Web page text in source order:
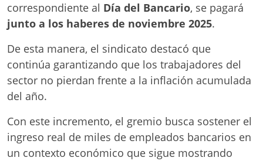
correspondiente al Día del Bancario, se pagará
junto a los haberes de noviembre 2025.
De esta manera, el sindicato destacó que
continúa garantizando que los trabajadores del
sector no pierdan frente a la inflación acumulada
del año.
Con este incremento, el gremio busca sostener el
ingreso real de miles de empleados bancarios en
un contexto económico que sigue mostrando